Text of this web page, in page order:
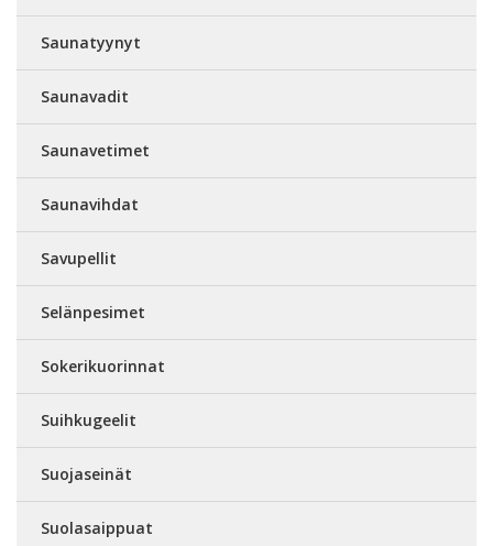
Saunatyynyt
Saunavadit
Saunavetimet
Saunavihdat
Savupellit
Selänpesimet
Sokerikuorinnat
Suihkugeelit
Suojaseinät
Suolasaippuat